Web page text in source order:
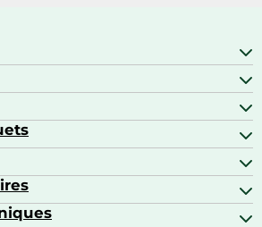
sauvages
pour animaux
& d'entretien ménager